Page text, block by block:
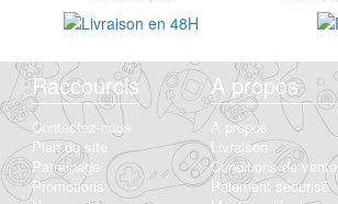
Raccourcis
Contactez-nous
Plan du site
Parrainage
Promotions
A propos
A propos
Livraison
Conditions de vente
Paiement sécurisé